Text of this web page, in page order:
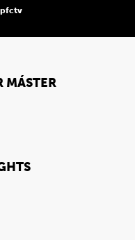
MÁSTER